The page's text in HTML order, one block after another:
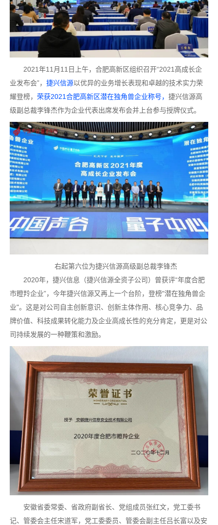
2021年11月11日上午，合肥高新区组织召开“2021高成长企
业发布会”， 捷兴信源以优异的业务增长表现和卓越的技术实力荣
耀登榜， 荣获2021合肥高新区潜在独角兽企业称号， 捷兴信源高
级副总裁李锋杰作为企业代表出席发布会并上台参与授牌仪式。
右起第六位为捷兴信源高级副总裁李锋杰
2020年，捷兴信息（捷兴信源全资子公司）曾获评“年度合肥
市瞪羚企业”，今年捷兴信源又再上一个台阶，登榜"潜在独角兽企
业"。这是对公司自主创新意识、创新主体作用、核心竞争力、品
牌价值、科技成果转化能力及企业高成长性的充分肯定，更是对公
司持续发展的一种鞭策和激励。
安徽省委常委、省政府副省长、党组成员张红文，党工委书
记、管委会主任宋道军，党工委委员、管委会副主任吕长富以及安